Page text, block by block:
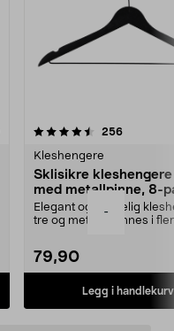
-
256
Kleshengere
Sklisikre
med metallpinne, 8-
Elegant og skikkelig
tre og metall – finnes i
79,90
Legg i handlekurv
4.5av 5 stjerner